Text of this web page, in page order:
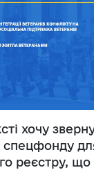
хочу
спецфонду
реєстру, що